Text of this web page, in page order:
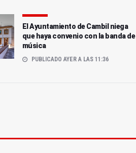
El Ayuntamiento de Cambil niega
que haya convenio con la banda de
música
PUBLICADO AYER A LAS 11:36